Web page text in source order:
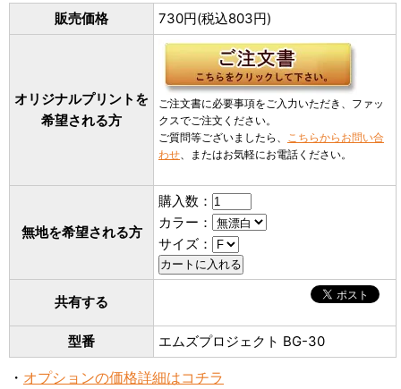
販売価格 730円(税込803円)
オリジナルプリントを
希望される方
ご注文書に必要事項をご入力いただき、ファッ
クスでご注文ください。
ご質問等ございましたら、 こちらからお問い合
わせ、またはお気軽にお電話ください。
無地を希望される方
購入数：
カラー：
サイズ：
共有する
型番 エムズプロジェクト BG-30
・ オプションの価格詳細はコチラ